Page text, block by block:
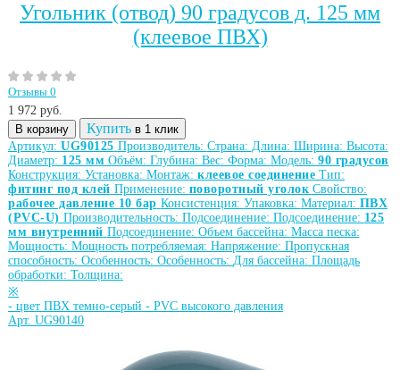
Угольник (отвод) 90 градусов д. 125 мм
(клеевое ПВХ)
Отзывы 0
1 972 руб.
В корзину
Купить в 1 клик
Артикул: UG90125 Производитель: Страна: Длина: Ширина: Высота:
Диаметр: 125 мм Объём: Глубина: Вес: Форма: Модель: 90 градусов
Конструкция: Установка: Монтаж: клеевое соединение Тип:
фитинг под клей Применение: поворотный уголок Свойство:
рабочее давление 10 бар Консистенция: Упаковка: Материал: ПВХ
(PVC-U) Производительность: Подсоединение: Подсоединение: 125
мм внутренний Подсоединение: Объем бассейна: Масса песка:
Мощность: Мощность потребляемая: Напряжение: Пропускная
способность: Особенность: Особенность: Для бассейна: Площадь
обработки: Толщина:
※
- цвет ПВХ темно-серый - PVC высокого давления
Арт. UG90140